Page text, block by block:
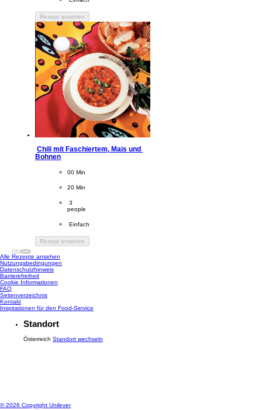
Rezept ansehen
Chili mit Faschiertem, Mais und
Bohnen
CookingTime
00 Min
PreparationTime
20 Min
Servings
3
people
Difficulty
Einfach
Rezept ansehen
Alle Rezepte ansehen
Nutzungsbedingungen
Datenschutzhinweis
Barrierefreiheit
Cookie Informationen
FAQ
Seitenverzeichnis
Kontakt
Inspirationen für den Food-Service
Standort
Österreich Standort wechseln
© 2026 Copyright Unilever